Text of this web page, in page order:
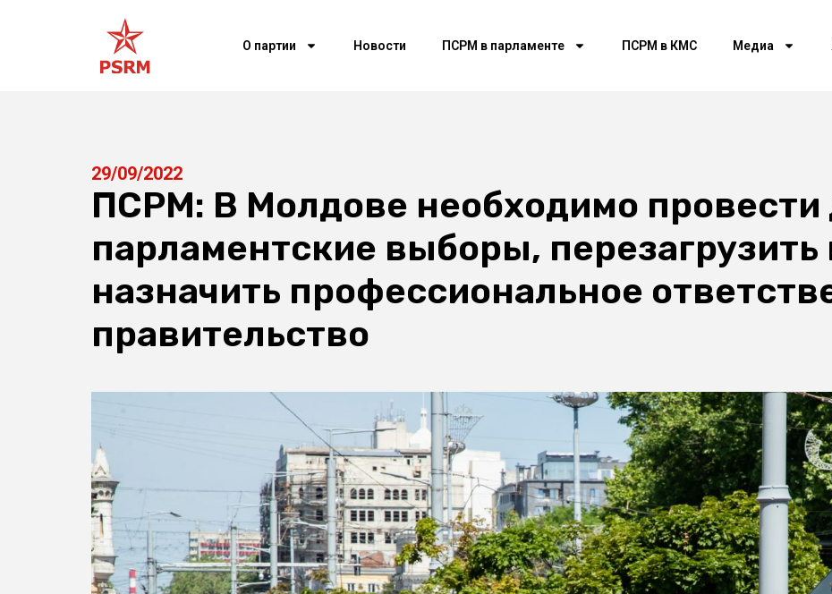
О партии Новости ПСРМ в парламенте ПСРМ в КМС Медиа
29/09/2022
ПСРМ: В Молдове необходимо
парламентские выборы, перезагрузить
назначить профессиональное
правительство